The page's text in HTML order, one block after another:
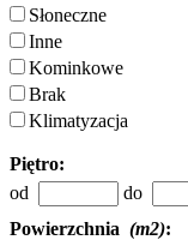
Słoneczne
Inne
Kominkowe
Brak
Klimatyzacja
Piętro:
od
do
Powierzchnia (m2):